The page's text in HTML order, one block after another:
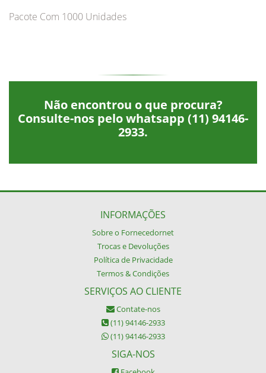
Pacote Com 1000 Unidades
Não encontrou o que procura?
Consulte-nos pelo whatsapp (11) 94146-
2933.
INFORMAÇÕES
Sobre o Fornecedornet
Trocas e Devoluções
Política de Privacidade
Termos & Condições
SERVIÇOS AO CLIENTE
Contate-nos
(11) 94146-2933
(11) 94146-2933
SIGA-NOS